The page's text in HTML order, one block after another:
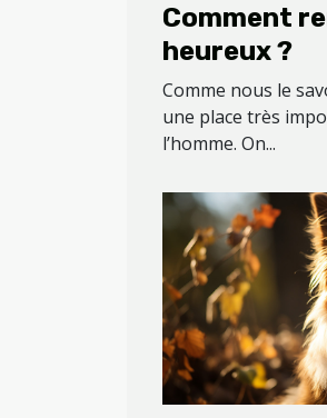
Comment
heureux ?
Comme nous le
une place très
l’homme. On...